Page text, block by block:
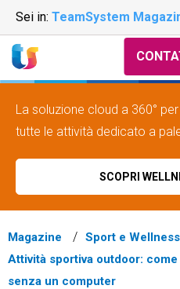
Sei in: TeamSystem
La soluzione cloud a 360°
tutte le attività dedicato a
SCOPRI
Magazine
Sport e Wellness
Attività sportiva outdoor:
senza un computer